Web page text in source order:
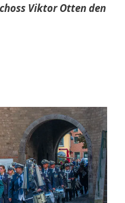
Viktor Otten den